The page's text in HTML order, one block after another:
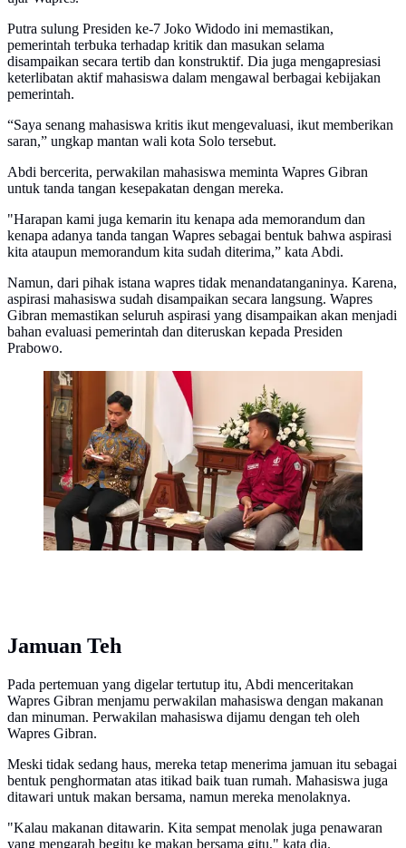
Putra sulung Presiden ke-7 Joko Widodo ini memastikan,
pemerintah terbuka terhadap kritik dan masukan selama
disampaikan secara tertib dan konstruktif. Dia juga mengapresiasi
keterlibatan aktif mahasiswa dalam mengawal berbagai kebijakan
pemerintah.
“Saya senang mahasiswa kritis ikut mengevaluasi, ikut memberikan
saran,” ungkap mantan wali kota Solo tersebut.
Abdi bercerita, perwakilan mahasiswa meminta Wapres Gibran
untuk tanda tangan kesepakatan dengan mereka.
"Harapan kami juga kemarin itu kenapa ada memorandum dan
kenapa adanya tanda tangan Wapres sebagai bentuk bahwa aspirasi
kita ataupun memorandum kita sudah diterima,” kata Abdi.
Namun, dari pihak istana wapres tidak menandatanganinya. Karena,
aspirasi mahasiswa sudah disampaikan secara langsung. Wapres
Gibran memastikan seluruh aspirasi yang disampaikan akan menjadi
bahan evaluasi pemerintah dan diteruskan kepada Presiden
Prabowo.
Wakil Presiden (Wapres) Gibran Rakabuming Raka
bertemu demonstran dari kalangan mahasiswa di Istana
Wakil Presiden Jakarta, Senin (15/6) (Biro Pers, Media,
dan Informasi Sekretariat Wakil Presiden)
Jamuan Teh
Pada pertemuan yang digelar tertutup itu, Abdi menceritakan
Wapres Gibran menjamu perwakilan mahasiswa dengan makanan
dan minuman. Perwakilan mahasiswa dijamu dengan teh oleh
Wapres Gibran.
Meski tidak sedang haus, mereka tetap menerima jamuan itu sebagai
bentuk penghormatan atas itikad baik tuan rumah. Mahasiswa juga
ditawari untuk makan bersama, namun mereka menolaknya.
"Kalau makanan ditawarin. Kita sempat menolak juga penawaran
yang mengarah begitu ke makan bersama gitu," kata dia.